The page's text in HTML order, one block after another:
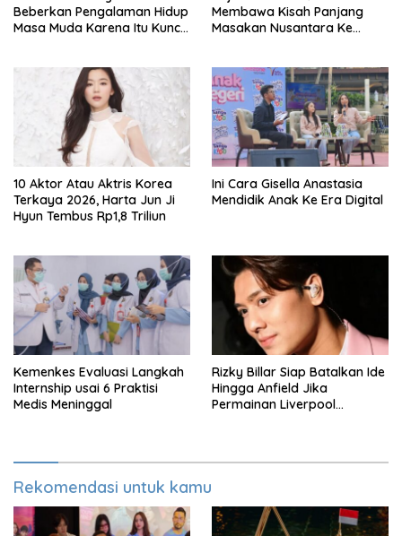
Beberkan Pengalaman Hidup
Masa Muda Karena Itu Kunci
Membawa Kisah Panjang
Masakan Nusantara Ke
10 Aktor Atau Aktris Korea
Terkaya 2026, Harta Jun Ji
Hyun Tembus Rp1,8 Triliun
Ini Cara Gisella Anastasia
Mendidik Anak Ke Era Digital
Kemenkes Evaluasi Langkah
Internship usai 6 Praktisi
Medis Meninggal
Rizky Billar Siap Batalkan Ide
Hingga Anfield Jika
Permainan Liverpool
Rekomendasi untuk kamu